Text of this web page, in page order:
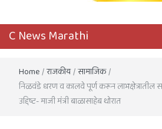
C News Marathi
Home/राजकीय/सामाजिक/
निळवंडे धरण व कालवे पूर्ण करून लाभक्षेत्रातील
उद्दिष्ट- माजी मंत्री बाळासाहेब थोरात